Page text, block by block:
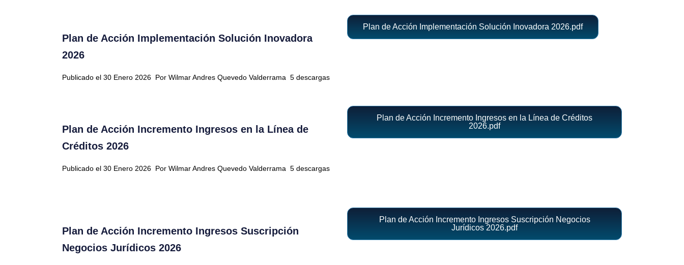
Plan de Acción Implementación Solución Inovadora
2026
Publicado el 30 Enero 2026 Por Wilmar Andres Quevedo Valderrama 5 descargas
Plan de Acción Implementación Solución Inovadora 2026.pdf
Plan de Acción Incremento Ingresos en la Línea de
Créditos 2026
Publicado el 30 Enero 2026 Por Wilmar Andres Quevedo Valderrama 5 descargas
Plan de Acción Incremento Ingresos en la Línea de Créditos
2026.pdf
Plan de Acción Incremento Ingresos Suscripción
Negocios Jurídicos 2026
Plan de Acción Incremento Ingresos Suscripción Negocios
Jurídicos 2026.pdf